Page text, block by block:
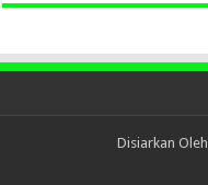
Disiarkan Oleh